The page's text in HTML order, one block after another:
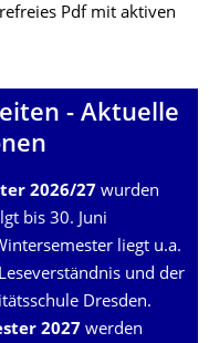
Pdf mit aktiven
- Aktuelle
2026/27 wurden
bis 30. Juni
liegt u.a.
und der
Dresden.
2027 werden